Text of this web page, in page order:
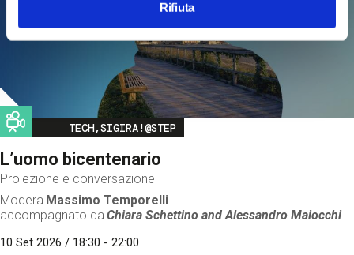
Rifiuta
Image
TECH,SIGIRA!@STEP
L’uomo bicentenario
Proiezione e conversazione
Modera Massimo Temporelli
accompagnato da Chiara Schettino andAlessandro Maiocchi
10 Set 2026 / 18:30 - 22:00